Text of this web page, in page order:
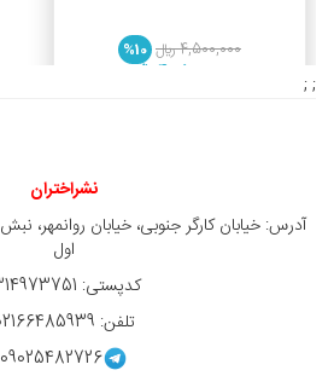
4,500,000 ريال
%10
4,050,000 ريال
; ;
نشراختران
اول
کدپستی: 1314973751
تلفن: 02166485939
09025482726